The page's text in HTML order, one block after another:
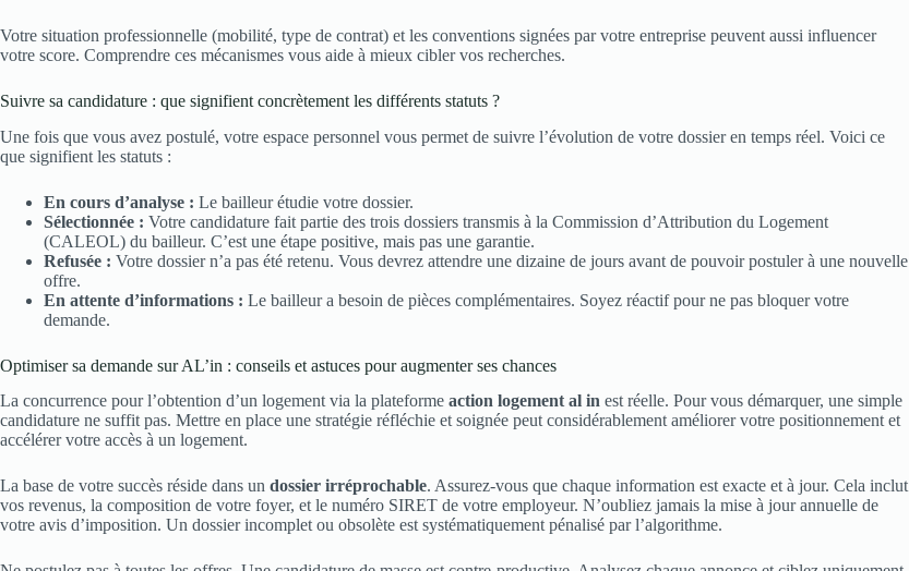
Votre situation professionnelle (mobilité, type de contrat) et les conventions signées par votre entreprise peuvent aussi influencer
votre score. Comprendre ces mécanismes vous aide à mieux cibler vos recherches.
Suivre sa candidature : que signifient concrètement les différents statuts ?
Une fois que vous avez postulé, votre espace personnel vous permet de suivre l’évolution de votre dossier en temps réel. Voici ce
que signifient les statuts :
En cours d’analyse : Le bailleur étudie votre dossier.
Sélectionnée : Votre candidature fait partie des trois dossiers transmis à la Commission d’Attribution du Logement
(CALEOL) du bailleur. C’est une étape positive, mais pas une garantie.
Refusée : Votre dossier n’a pas été retenu. Vous devrez attendre une dizaine de jours avant de pouvoir postuler à une nouvelle
offre.
En attente d’informations : Le bailleur a besoin de pièces complémentaires. Soyez réactif pour ne pas bloquer votre
demande.
Optimiser sa demande sur AL’in : conseils et astuces pour augmenter ses chances
La concurrence pour l’obtention d’un logement via la plateforme action logement al in est réelle. Pour vous démarquer, une simple
candidature ne suffit pas. Mettre en place une stratégie réfléchie et soignée peut considérablement améliorer votre positionnement et
accélérer votre accès à un logement.
La base de votre succès réside dans un dossier irréprochable. Assurez-vous que chaque information est exacte et à jour. Cela inclut
vos revenus, la composition de votre foyer, et le numéro SIRET de votre employeur. N’oubliez jamais la mise à jour annuelle de
votre avis d’imposition. Un dossier incomplet ou obsolète est systématiquement pénalisé par l’algorithme.